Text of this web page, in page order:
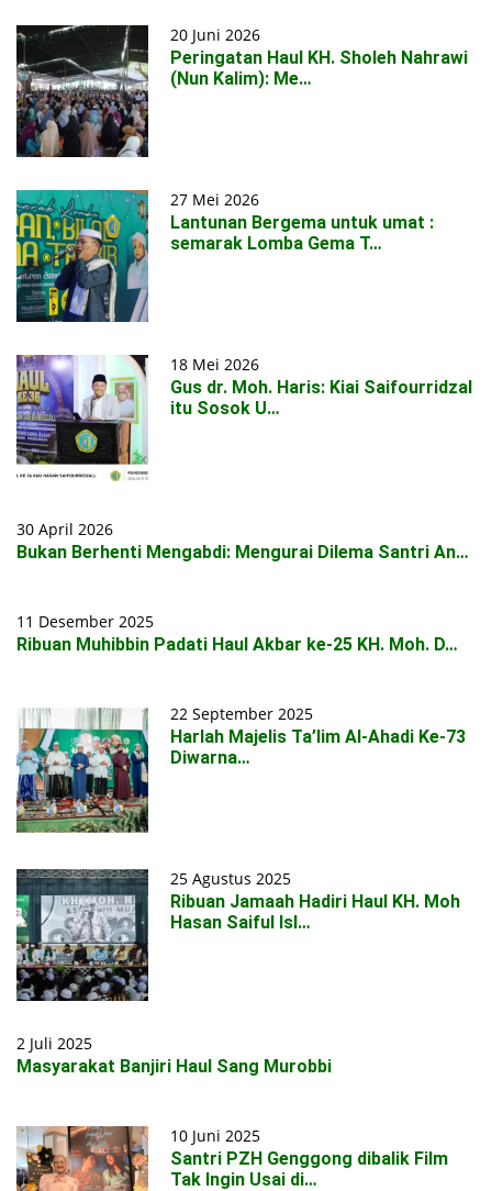
20 Juni 2026
Peringatan Haul KH. Sholeh Nahrawi
(Nun Kalim): Me…
27 Mei 2026
Lantunan Bergema untuk umat :
semarak Lomba Gema T…
18 Mei 2026
Gus dr. Moh. Haris: Kiai Saifourridzal
itu Sosok U…
30 April 2026
Bukan Berhenti Mengabdi: Mengurai Dilema Santri An…
11 Desember 2025
Ribuan Muhibbin Padati Haul Akbar ke-25 KH. Moh. D…
22 September 2025
Harlah Majelis Ta’lim Al-Ahadi Ke-73
Diwarna…
25 Agustus 2025
Ribuan Jamaah Hadiri Haul KH. Moh
Hasan Saiful Isl…
2 Juli 2025
Masyarakat Banjiri Haul Sang Murobbi
10 Juni 2025
Santri PZH Genggong dibalik Film
Tak Ingin Usai di…